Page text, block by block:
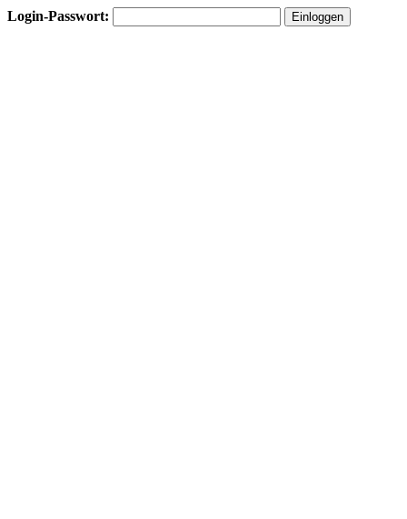
Login-Passwort: